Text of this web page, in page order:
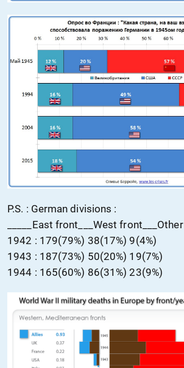
P.S. : German divisions :
_____East front___West front___Other
1942 : 179(79%) 38(17%) 9(4%)
1943 : 187(73%) 50(20%) 19(7%)
1944 : 165(60%) 86(31%) 23(9%)